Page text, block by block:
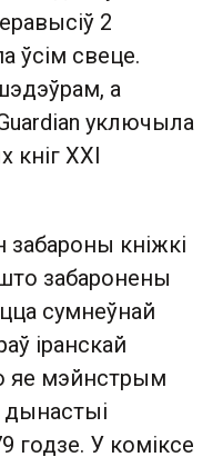
2
ўсім свеце.
а
уключыла
XXI
кніжкі
забаронены
сумнеўнай
іранскай
яе мэйнстрым
дынастыі
годзе. У коміксе